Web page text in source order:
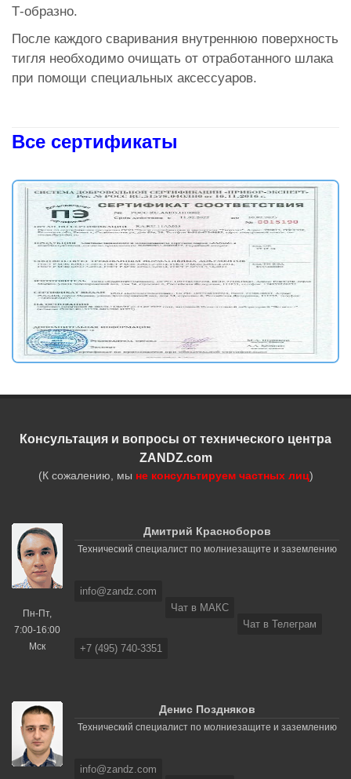
Т-образно.
После каждого сваривания внутреннюю поверхность
тигля необходимо очищать от отработанного шлака
при помощи специальных аксессуаров.
Все сертификаты
Консультация и вопросы от технического центра
ZANDZ.com
(К сожалению, мы не консультируем частных лиц)
Пн-Пт,
7:00-16:00
Мск
Дмитрий Красноборов
Технический специалист по молниезащите и заземлению
info@zandz.com
Чат в МАКС
Чат в Телеграм
+7 (495) 740-3351
Денис Поздняков
Технический специалист по молниезащите и заземлению
info@zandz.com